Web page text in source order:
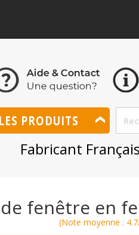
LES PRODUITS
Fabricant Français
fenêtre en
(Note moyenne :